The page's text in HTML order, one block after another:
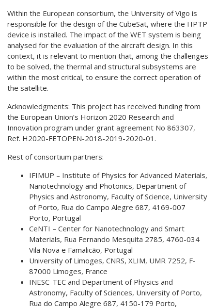
Within the European consortium, the University of Vigo is
responsible for the design of the CubeSat, where the HPTP
device is installed. The impact of the WET system is being
analysed for the evaluation of the aircraft design. In this
context, it is relevant to mention that, among the challenges
to be solved, the thermal and structural subsystems are
within the most critical, to ensure the correct operation of
the satellite.
Acknowledgments: This project has received funding from
the European Union’s Horizon 2020 Research and
Innovation program under grant agreement No 863307,
Ref. H2020-FETOPEN-2018-2019-2020-01.
Rest of consortium partners:
IFIMUP – Institute of Physics for Advanced Materials,
Nanotechnology and Photonics, Department of
Physics and Astronomy, Faculty of Science, University
of Porto, Rua do Campo Alegre 687, 4169-007
Porto, Portugal
CeNTI – Center for Nanotechnology and Smart
Materials, Rua Fernando Mesquita 2785, 4760-034
Vila Nova e Famalicão, Portugal
University of Limoges, CNRS, XLIM, UMR 7252, F-
87000 Limoges, France
INESC-TEC and Department of Physics and
Astronomy, Faculty of Sciences, University of Porto,
Rua do Campo Alegre 687, 4150-179 Porto,